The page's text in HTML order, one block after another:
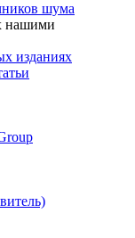
шума
нашими
изданиях